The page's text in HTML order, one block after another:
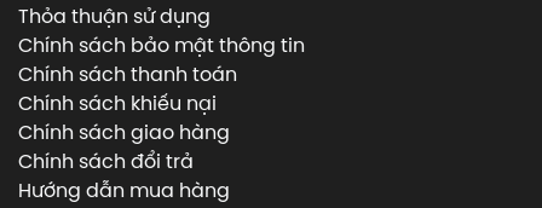
Thỏa thuận sử dụng
Chính sách bảo mật thông tin
Chính sách thanh toán
Chính sách khiếu nại
Chính sách giao hàng
Chính sách đổi trả
Hướng dẫn mua hàng